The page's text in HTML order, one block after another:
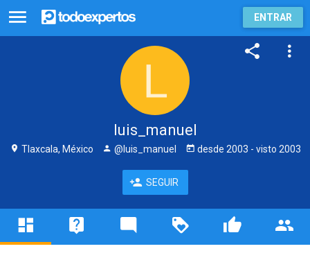
ENTRAR
luis_manuel
Tlaxcala, México @luis_manuel desde 2003 - visto 2003
SEGUIR